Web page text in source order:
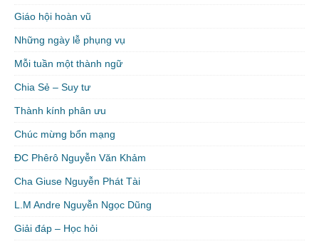
Giáo hội hoàn vũ
Những ngày lễ phụng vụ
Mỗi tuần một thành ngữ
Chia Sẻ – Suy tư
Thành kính phân ưu
Chúc mừng bổn mạng
ĐC Phêrô Nguyễn Văn Khảm
Cha Giuse Nguyễn Phát Tài
L.M Andre Nguyễn Ngọc Dũng
Giải đáp – Học hỏi